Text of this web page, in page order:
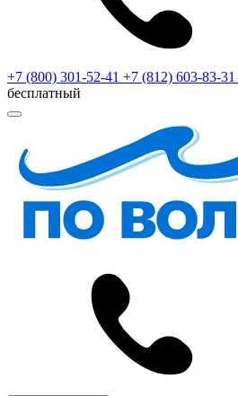
+7 (800) 301-52-41 +7 (812) 603-83-31
бесплатный